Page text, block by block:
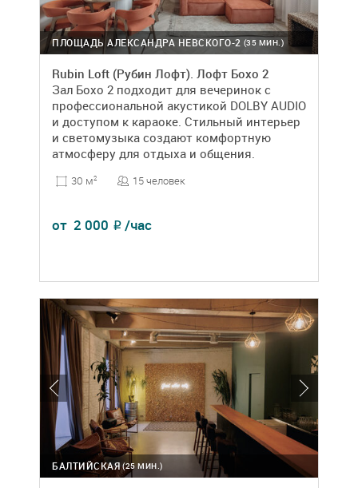
(35 МИН.)
ПЛОЩАДЬ АЛЕКСАНДРА НЕВСКОГО-2
Rubin Loft (Рубин Лофт). Лофт Бохо 2
Зал Бохо 2 подходит для вечеринок с
профессиональной акустикой DOLBY AUDIO
и доступом к караоке. Стильный интерьер
и светомузыка создают комфортную
атмосферу для отдыха и общения.
30 м2 15 человек
от 2 000 ₽ /час
(25 МИН.)
БАЛТИЙСКАЯ